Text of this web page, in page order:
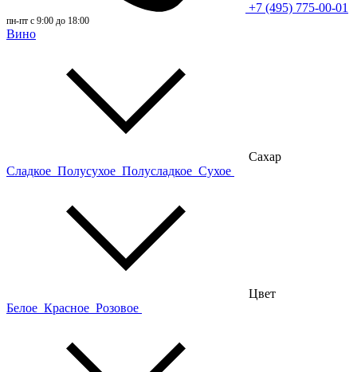
+7 (495) 775-00-01
пн-пт с 9:00 до 18:00
Вино
Сахар
Сладкое Полусухое Полусладкое Сухое
Цвет
Белое Красное Розовое